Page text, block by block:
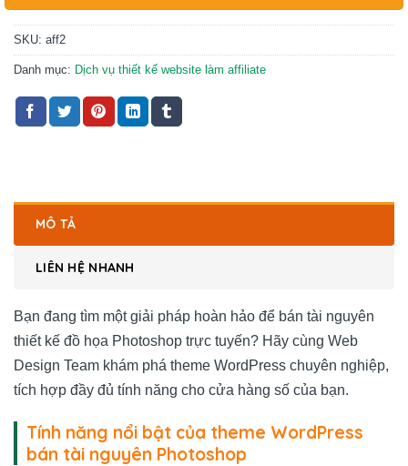
SKU: aff2
Danh mục: Dịch vụ thiết kế website làm affiliate
MÔ TẢ
LIÊN HỆ NHANH
Bạn đang tìm một giải pháp hoàn hảo để bán tài nguyên
thiết kế đồ họa Photoshop trực tuyến? Hãy cùng Web
Design Team khám phá theme WordPress chuyên nghiệp,
tích hợp đầy đủ tính năng cho cửa hàng số của bạn.
Tính năng nổi bật của theme WordPress
bán tài nguyên Photoshop